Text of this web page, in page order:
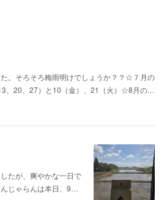
。そろそろ梅雨明けでしょうか？？☆７月の
、20、27）と10（金）、21（火）☆8月の…
たが、爽やかな一日で
じゃらんは本日、9…